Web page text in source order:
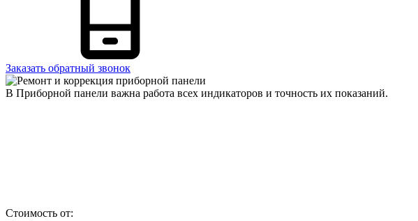
Заказать обратный звонок
В Приборной панели важна работа всех индикаторов и точность их показаний.
Стоимость от: